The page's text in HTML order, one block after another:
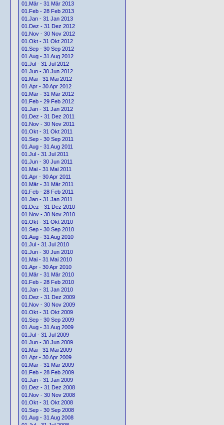
01.Mär - 31 Mär 2013
01.Feb - 28 Feb 2013
01.Jan - 31 Jan 2013
01.Dez - 31 Dez 2012
01.Nov - 30 Nov 2012
01.Okt - 31 Okt 2012
01.Sep - 30 Sep 2012
01.Aug - 31 Aug 2012
01.Jul - 31 Jul 2012
01.Jun - 30 Jun 2012
01.Mai - 31 Mai 2012
01.Apr - 30 Apr 2012
01.Mär - 31 Mär 2012
01.Feb - 29 Feb 2012
01.Jan - 31 Jan 2012
01.Dez - 31 Dez 2011
01.Nov - 30 Nov 2011
01.Okt - 31 Okt 2011
01.Sep - 30 Sep 2011
01.Aug - 31 Aug 2011
01.Jul - 31 Jul 2011
01.Jun - 30 Jun 2011
01.Mai - 31 Mai 2011
01.Apr - 30 Apr 2011
01.Mär - 31 Mär 2011
01.Feb - 28 Feb 2011
01.Jan - 31 Jan 2011
01.Dez - 31 Dez 2010
01.Nov - 30 Nov 2010
01.Okt - 31 Okt 2010
01.Sep - 30 Sep 2010
01.Aug - 31 Aug 2010
01.Jul - 31 Jul 2010
01.Jun - 30 Jun 2010
01.Mai - 31 Mai 2010
01.Apr - 30 Apr 2010
01.Mär - 31 Mär 2010
01.Feb - 28 Feb 2010
01.Jan - 31 Jan 2010
01.Dez - 31 Dez 2009
01.Nov - 30 Nov 2009
01.Okt - 31 Okt 2009
01.Sep - 30 Sep 2009
01.Aug - 31 Aug 2009
01.Jul - 31 Jul 2009
01.Jun - 30 Jun 2009
01.Mai - 31 Mai 2009
01.Apr - 30 Apr 2009
01.Mär - 31 Mär 2009
01.Feb - 28 Feb 2009
01.Jan - 31 Jan 2009
01.Dez - 31 Dez 2008
01.Nov - 30 Nov 2008
01.Okt - 31 Okt 2008
01.Sep - 30 Sep 2008
01.Aug - 31 Aug 2008